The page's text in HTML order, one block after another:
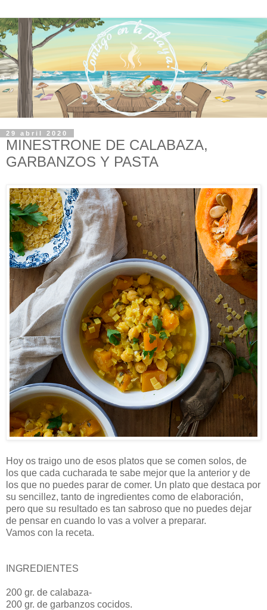
29 abril 2020
MINESTRONE DE CALABAZA,
GARBANZOS Y PASTA
Hoy os traigo uno de esos platos que se comen solos, de
los que cada cucharada te sabe mejor que la anterior y de
los que no puedes parar de comer. Un plato que destaca por
su sencillez, tanto de ingredientes como de elaboración,
pero que su resultado es tan sabroso que no puedes dejar
de pensar en cuando lo vas a volver a preparar.
Vamos con la receta.
INGREDIENTES
200 gr. de calabaza-
200 gr. de garbanzos cocidos.